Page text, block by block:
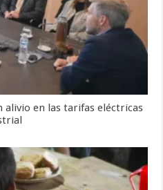
alivio en las tarifas eléctricas